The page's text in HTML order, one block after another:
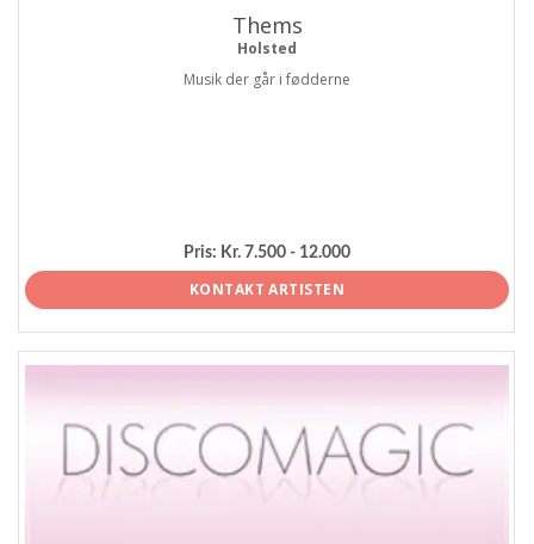
Thems
Holsted
Musik der går i fødderne
Pris: Kr. 7.500 - 12.000
KONTAKT ARTISTEN